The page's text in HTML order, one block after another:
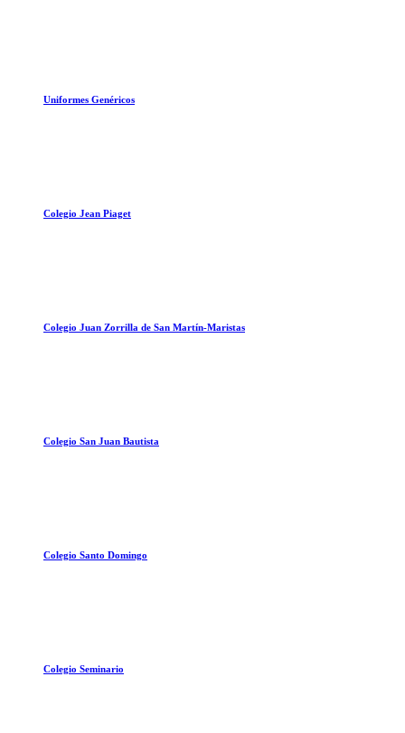
Uniformes Genéricos
Colegio Jean Piaget
Colegio Juan Zorrilla de San Martín-Maristas
Colegio San Juan Bautista
Colegio Santo Domingo
Colegio Seminario